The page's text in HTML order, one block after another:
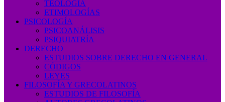
TEOLOGÍA
ETIMOLOGÍAS
PSICOLOGÍA
PSICOANÁLISIS
PSIQUIATRÍA
DERECHO
ESTUDIOS SOBRE DERECHO EN GENERAL
CÓDIGOS
LEYES
FILOSOFÍA Y GRECOLATINOS
ESTUDIOS DE FILOSOFÍA